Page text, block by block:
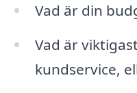
Vad är din
Vad är
kundservice,